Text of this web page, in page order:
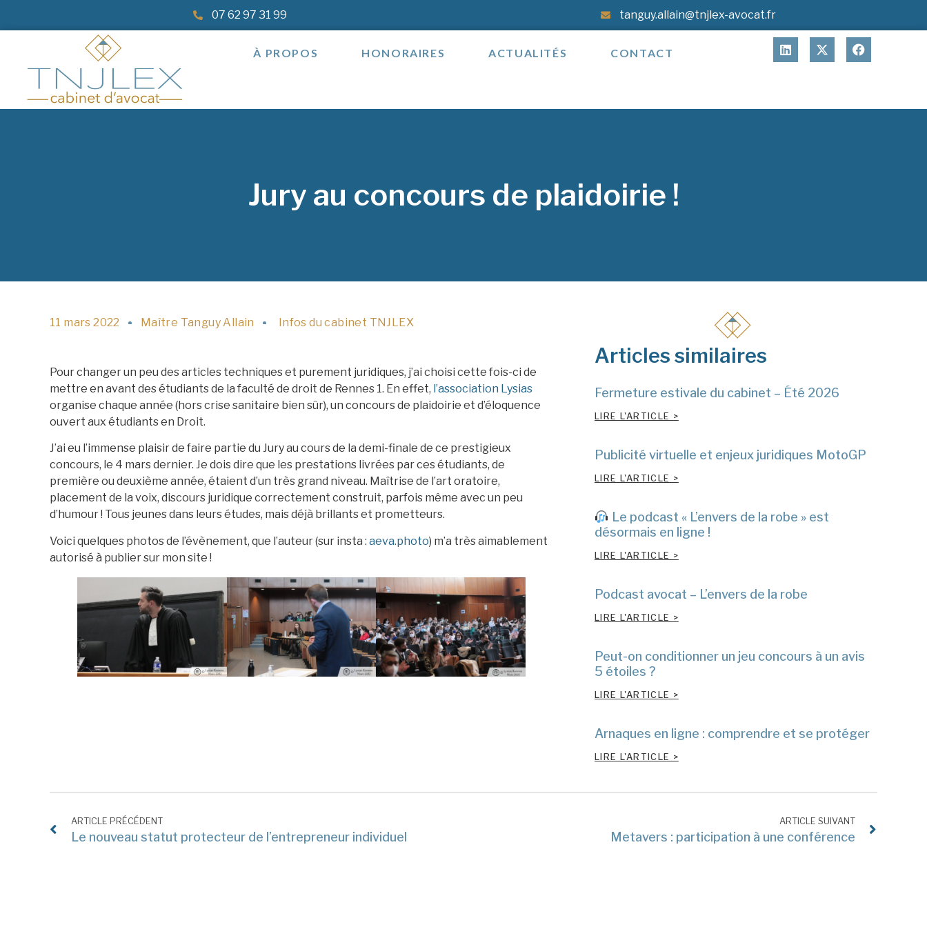
07 62 97 31 99 tanguy.allain@tnjlex-avocat.fr
À PROPOS HONORAIRES ACTUALITÉS CONTACT
Jury au concours de plaidoirie !
11 mars 2022 Maître Tanguy Allain Infos du cabinet TNJLEX
Pour changer un peu des articles techniques et purement juridiques, j’ai choisi cette fois-ci de
mettre en avant des étudiants de la faculté de droit de Rennes 1. En effet, l’association Lysias
organise chaque année (hors crise sanitaire bien sûr), un concours de plaidoirie et d’éloquence
ouvert aux étudiants en Droit.
J’ai eu l’immense plaisir de faire partie du Jury au cours de la demi-finale de ce prestigieux
concours, le 4 mars dernier. Je dois dire que les prestations livrées par ces étudiants, de
première ou deuxième année, étaient d’un très grand niveau. Maîtrise de l’art oratoire,
placement de la voix, discours juridique correctement construit, parfois même avec un peu
d’humour ! Tous jeunes dans leurs études, mais déjà brillants et prometteurs.
Voici quelques photos de l’évènement, que l’auteur (sur insta : aeva.photo) m’a très aimablement
autorisé à publier sur mon site !
Articles similaires
Fermeture estivale du cabinet – Été 2026
LIRE L'ARTICLE >
Publicité virtuelle et enjeux juridiques MotoGP
LIRE L'ARTICLE >
Le podcast « L’envers de la robe » est
désormais en ligne !
LIRE L'ARTICLE >
Podcast avocat – L’envers de la robe
LIRE L'ARTICLE >
Peut-on conditionner un jeu concours à un avis
5 étoiles ?
LIRE L'ARTICLE >
Arnaques en ligne : comprendre et se protéger
LIRE L'ARTICLE >
ARTICLE PRÉCÉDENT
Le nouveau statut protecteur de l’entrepreneur individuel
ARTICLE SUIVANT
Metavers : participation à une conférence